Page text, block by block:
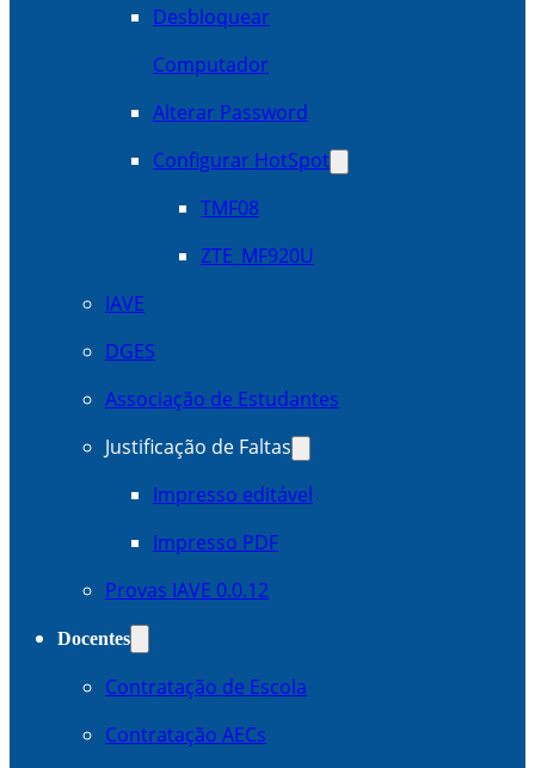
Desbloquear
Computador
Alterar Password
Configurar HotSpot
TMF08
ZTE_MF920U
IAVE
DGES
Associação de Estudantes
Justificação de Faltas
Impresso editável
Impresso PDF
Provas IAVE 0.0.12
Docentes
Contratação de Escola
Contratação AECs